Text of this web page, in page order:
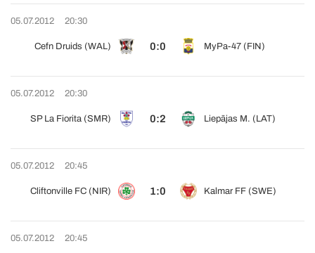
05.07.2012 20:30
Cefn Druids (WAL) 0:0 MyPa-47 (FIN)
05.07.2012 20:30
SP La Fiorita (SMR) 0:2 Liepājas M. (LAT)
05.07.2012 20:45
Cliftonville FC (NIR) 1:0 Kalmar FF (SWE)
05.07.2012 20:45